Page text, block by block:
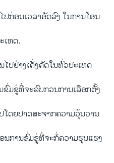
ອນ​ເວລາ​ອັດ​ລົງ ​ໃນການ​ໂອນ​
ເທດ.
ປ​ຢ່າງ​ເຄັ່ງ​ຄັດ​ໃນ​ທົ່ວ​ປະ​ເທດ
ມຂູ່​ທີ່ຈະ​ລົບ​ກວນ​ການ​ເລືອກຕັ້ງ
ໂດຍ​ປາດ​ສະ​ຈາກ​ຄວາມ​ວຸ້ນ​ວານ​
ການ​ຂົ່ມຂູ່​ທີ່​ຈະ​ກໍ່ຄວາມ​ຮຸນ​ແຮງ​